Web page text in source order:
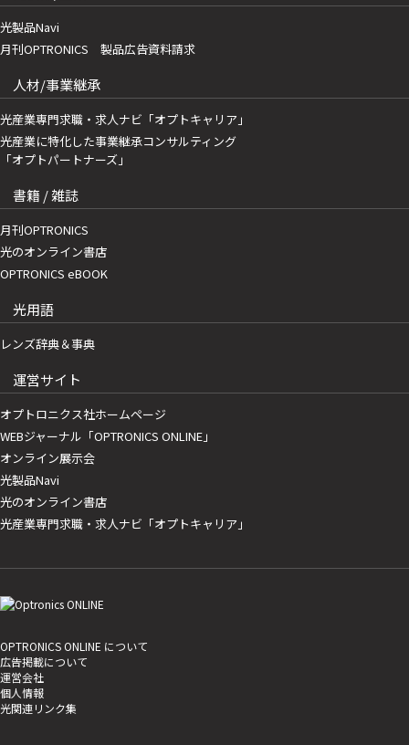
光製品Navi
月刊OPTRONICS 製品広告資料請求
人材/事業継承
光産業専門求職・求人ナビ「オプトキャリア」
光産業に特化した事業継承コンサルティング
「オプトパートナーズ」
書籍 / 雑誌
月刊OPTRONICS
光のオンライン書店
OPTRONICS eBOOK
光用語
レンズ辞典＆事典
運営サイト
オプトロニクス社ホームページ
WEBジャーナル「OPTRONICS ONLINE」
オンライン展示会
光製品Navi
光のオンライン書店
光産業専門求職・求人ナビ「オプトキャリア」
OPTRONICS ONLINE について
広告掲載について
運営会社
個人情報
光関連リンク集